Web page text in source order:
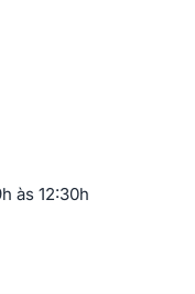
às 12:30h